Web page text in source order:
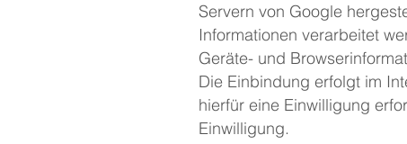
Servern von Google
Informationen verarbeitet
Geräte- und
Die Einbindung erfolgt im
hierfür eine Einwilligung
Einwilligung.